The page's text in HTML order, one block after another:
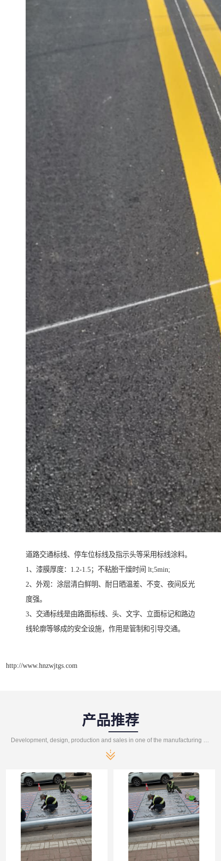
道路交通标线、停车位标线及指示头等采用标线涂料。
1、漆膜厚度：1.2-1.5；不粘胎干燥时间 lt;5min;
2、外观：涂层清白鲜明、耐日晒温差、不变、夜间反光
度强。
3、交通标线是由路面标线、头、文字、立面标记和路边
线轮廓等够成的安全设施，作用是管制和引导交通。
http://www.hnzwjtgs.com
产品推荐
Development, design, production and sales in one of the manufacturing enterprises